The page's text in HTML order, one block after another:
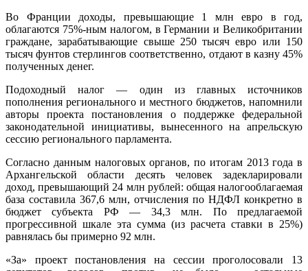
Во Франции доходы, превышающие 1 млн евро в год,
облагаются 75%-ным налогом, в Германии и Великобритании
граждане, зарабатывающие свыше 250 тысяч евро или 150
тысяч фунтов стерлингов соответственно, отдают в казну 45%
полученных денег.
Подоходный налог — один из главных источников
пополнения регионального и местного бюджетов, напомнили
авторы проекта постановления о поддержке федеральной
законодательной инициативы, вынесенного на апрельскую
сессию регионального парламента.
Согласно данным налоговых органов, по итогам 2013 года в
Архангельской области десять человек задекларировали
доход, превышающий 24 млн рублей: общая налогооблагаемая
база составила 367,6 млн, отчисления по НДФЛ конкретно в
бюджет субъекта РФ — 34,3 млн. По предлагаемой
прогрессивной шкале эта сумма (из расчета ставки в 25%)
равнялась бы примерно 92 млн.
«За» проект постановления на сессии проголосовали 13